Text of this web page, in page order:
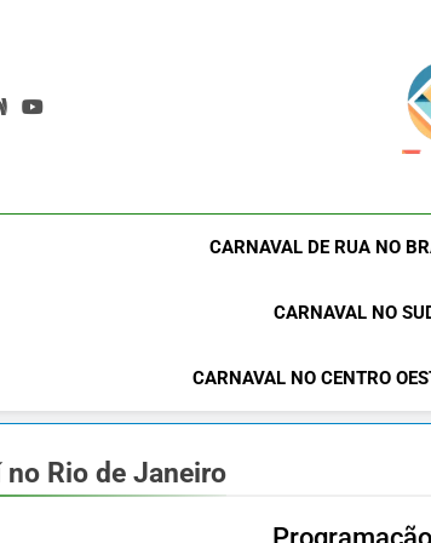
CARNAVAL DE RUA NO
CARNAVAL NO
CARNAVAL NO CENTRO
no Rio de Janeiro